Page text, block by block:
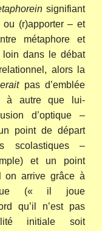
signifiant
(r)apporter – et
métaphore et
loin dans le débat
alors la
pas d’emblée
à autre que lui-
d’optique –
point de départ
scolastiques –
et un point
on arrive grâce à
(« il joue
qu’il n’est pas
initiale soit